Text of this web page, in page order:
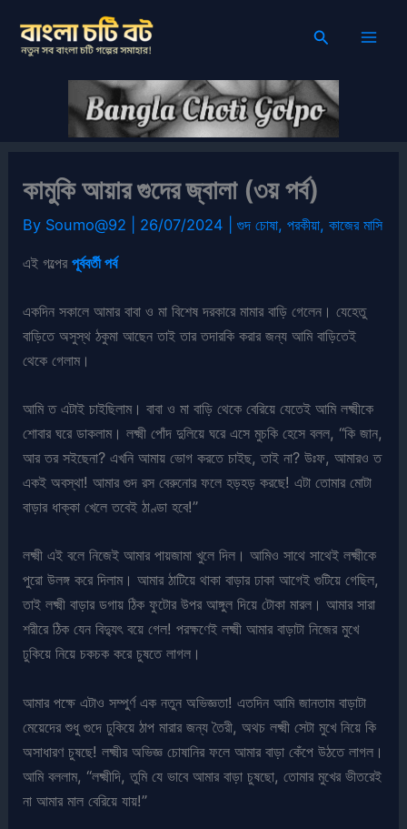
content
Search
কামুকি আয়ার গুদের জ্বালা (৩য় পর্ব)
By Soumo@92 26/07/2024 |গুদ চোষা,পরকীয়া,কাজের মাসি
এই গল্পেরপূর্ববর্তী পর্ব
একদিন সকালে আমার বাবা ও মা বিশেষ দরকারে মামার বাড়ি গেলেন। যেহেতু
বাড়িতে অসুস্থ ঠকুমা আছেন তাই তার তদারকি করার জন্য আমি বাড়িতেই
থেকে গেলাম।
আমি ত এটাই চাইছিলাম। বাবা ও মা বাড়ি থেকে বেরিয়ে যেতেই আমি লক্ষ্মীকে
শোবার ঘরে ডাকলাম। লক্ষ্মী পোঁদ দুলিয়ে ঘরে এসে মুচকি হেসে বলল, “কি জান,
আর তর সইছেনা? এখনি আমায় ভোগ করতে চাইছ, তাই না? উঃফ, আমারও ত
একই অবস্থা! আমার গুদ রস বেরুনোর ফলে হড়হড় করছে! এটা তোমার মোটা
বাড়ার ধাক্কা খেলে তবেই ঠাণ্ডা হবে!”
লক্ষ্মী এই বলে নিজেই আমার পায়জামা খুলে দিল। আমিও সাথে সাথেই লক্ষ্মীকে
পুরো উলঙ্গ করে দিলাম। আমার ঠাটিয়ে থাকা বাড়ার ঢাকা আগেই গুটিয়ে গেছিল,
তাই লক্ষ্মী বাড়ার ডগায় ঠিক ফুটোর উপর আঙ্গুল দিয়ে টোকা মারল। আমার সারা
শরীরে ঠিক যেন বিদ্যুৎ বয়ে গেল! পরক্ষণেই লক্ষ্মী আমার বাড়াটা নিজের মুখে
ঢুকিয়ে নিয়ে চকচক করে চুষতে লাগল।
আমার পক্ষে এটাও সম্পুর্ণ এক নতুন অভিজ্ঞতা! এতদিন আমি জানতাম বাড়াটা
মেয়েদের শুধু গুদে ঢুকিয়ে ঠাপ মারার জন্য তৈরী, অথচ লক্ষ্মী সেটা মুখে নিয়ে কি
অসাধারণ চুষছে! লক্ষ্মীর অভিজ্ঞ চোষানির ফলে আমার বাড়া কেঁপে উঠতে লাগল।
আমি বললাম, “লক্ষ্মীদি, তুমি যে ভাবে আমার বাড়া চুষছো, তোমার মুখের ভীতরেই
না আমার মাল বেরিয়ে যায়!”